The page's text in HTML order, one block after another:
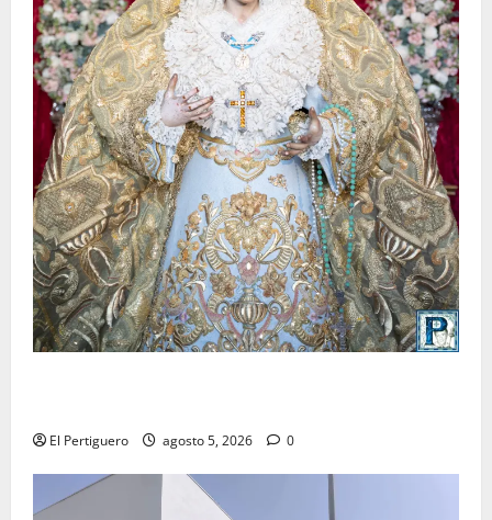
El Pertiguero agosto 5, 2026 0